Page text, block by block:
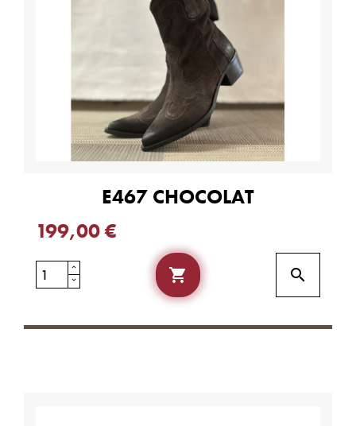
E467 CHOCOLAT
199,00 €
 